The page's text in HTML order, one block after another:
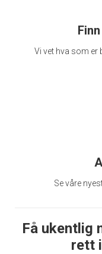
Vi vet hva som er
Se våre
Få ukentlig
rett